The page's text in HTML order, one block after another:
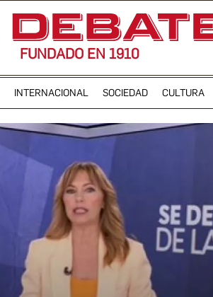
FUNDADO EN 1910
INTERNACIONAL SOCIEDAD CULTURA